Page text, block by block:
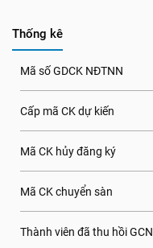
Thống kê
Mã số GDCK NĐTNN
Cấp mã CK dự kiến
Mã CK hủy đăng ký
Mã CK chuyển sàn
Thành viên đã thu hồi GCN